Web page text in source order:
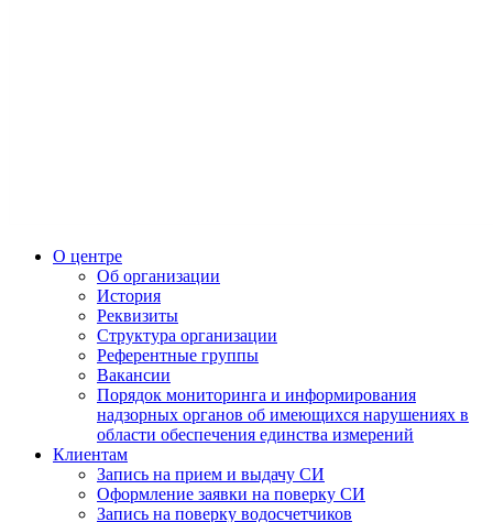
О центре
Об организации
История
Реквизиты
Структура организации
Референтные группы
Вакансии
Порядок мониторинга и информирования
надзорных органов об имеющихся нарушениях в
области обеспечения единства измерений
Клиентам
Запись на прием и выдачу СИ
Оформление заявки на поверку СИ
Запись на поверку водосчетчиков